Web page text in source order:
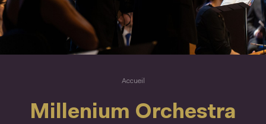
Accueil
Millenium Orchestra